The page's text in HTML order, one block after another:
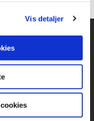
Vis detaljer